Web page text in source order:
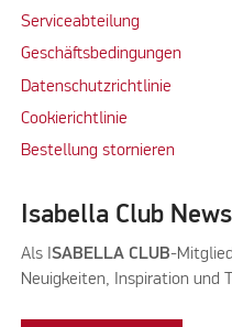
VILLA 300 INNENHIMMEL
Serviceabteilung
Geschäftsbedingungen
Datenschutzrichtlinie
Cookierichtlinie
Bestellung stornieren
Isabella Club
Als ISABELLA CLUB-
Neuigkeiten, Inspiration und